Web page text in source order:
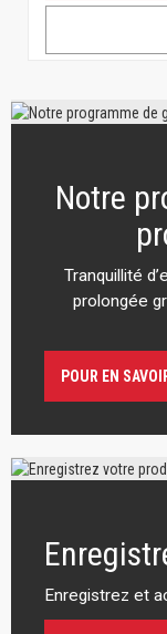
Notre
Tranquillité
prolongée
POUR EN
Enregistrez et